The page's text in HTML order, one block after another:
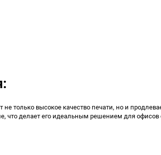
только высокое качество печати, но и
что делает его идеальным решением для